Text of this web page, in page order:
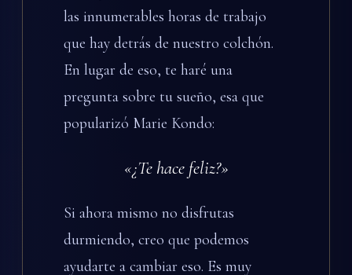
las innumerables horas de trabajo
que hay detrás de nuestro colchón.
En lugar de eso, te haré una
pregunta sobre tu sueño, esa que
popularizó Marie Kondo:
«¿Te hace feliz?»
Si ahora mismo no disfrutas
durmiendo, creo que podemos
ayudarte a cambiar eso. Es muy